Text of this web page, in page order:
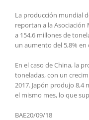
La producción mundial
reportan a la Asociación
a 154,6 millones de
un aumento del 5,8%
En el caso de China, la
toneladas, con un
2017. Japón produjo 8,4
el mismo mes, lo que
BAE20/09/18